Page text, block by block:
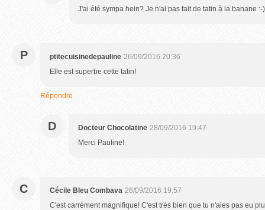
J'ai été sympa hein? Je n'ai pas fait de tatin à la banane :-)
P ptitecuisinedepauline 26/09/2016 20:36
Elle est superbe cette tatin!
Répondre
D Docteur Chocolatine 28/09/2016 19:47
Merci Pauline!
C Cécile Bleu Combava 26/09/2016 19:57
C'est carrément magnifique! C'est très bien que tu n'aies pas eu